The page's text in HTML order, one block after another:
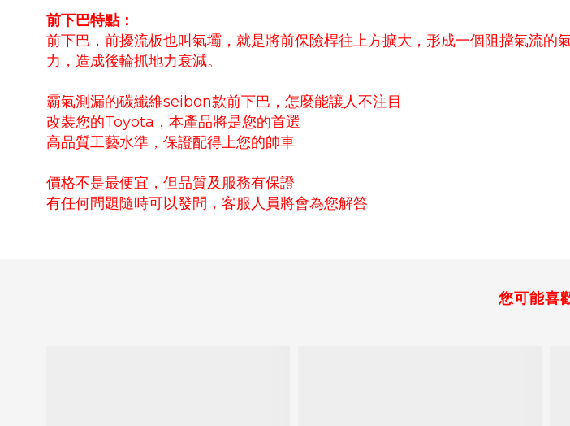
前下巴特點：
前下巴，前擾流板也叫氣壩，就是將前保險桿往上方擴大，形成一個阻擋氣流
力，造成後輪抓地力衰減。
霸氣測漏的碳纖維seibon款前下巴 ，怎麼能讓人不注目
改裝您的Toyota ，本產品將是您的首選
高品質工藝水準，保證配得上您的帥車
價格不是最便宜，但品質及服務有保證
有任何問題隨時可以發問，客服人員將會為您解答
您可能喜